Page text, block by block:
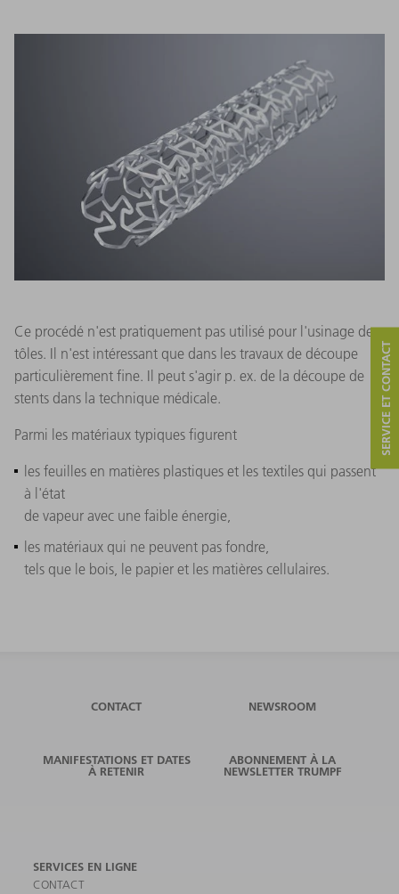
Ce procédé n'est pratiquement pas utilisé pour l'usinage de
tôles. Il n'est intéressant que dans les travaux de découpe
particulièrement fine. Il peut s'agir p. ex. de la découpe de
stents dans la technique médicale.
Parmi les matériaux typiques figurent
les feuilles en matières plastiques et les textiles qui passent
à l'état
de vapeur avec une faible énergie,
les matériaux qui ne peuvent pas fondre,
tels que le bois, le papier et les matières cellulaires.
SERVICE ET CONTACT
CONTACT NEWSROOM
MANIFESTATIONS ET DATES
À RETENIR
ABONNEMENT À LA
NEWSLETTER TRUMPF
SERVICES EN LIGNE
CONTACT